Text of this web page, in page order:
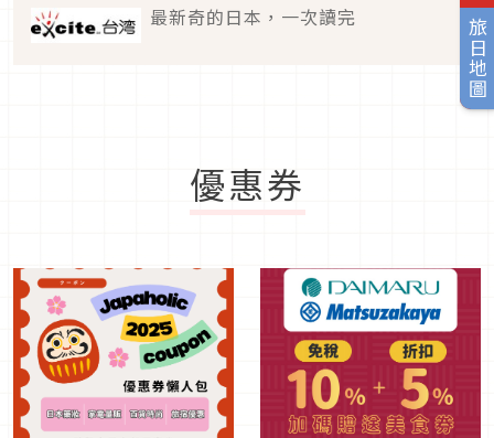
旅日地圖
最新奇的日本，一次讀完
優惠券